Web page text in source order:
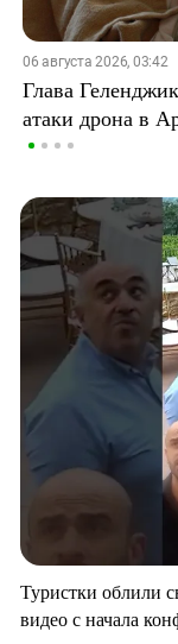
06 августа 2026, 03:42
Глава
атаки дрона в
Туристки облили
видео с начала